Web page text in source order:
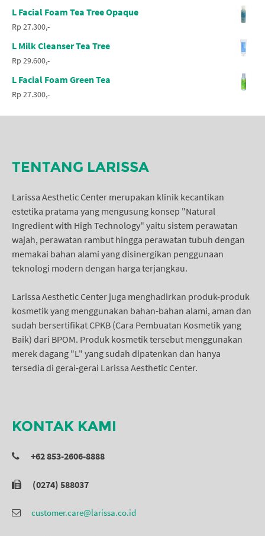
L Facial Foam Tea Tree Opaque
Rp 27.300,-
L Milk Cleanser Tea Tree
Rp 29.600,-
L Facial Foam Green Tea
Rp 27.300,-
TENTANG LARISSA
Larissa Aesthetic Center merupakan klinik kecantikan
estetika pratama yang mengusung konsep "Natural
Ingredient with High Technology" yaitu sistem perawatan
wajah, perawatan rambut hingga perawatan tubuh dengan
memakai bahan alami yang disinergikan penggunaan
teknologi modern dengan harga terjangkau.
Larissa Aesthetic Center juga menghadirkan produk-produk
kosmetik yang menggunakan bahan-bahan alami, aman dan
sudah bersertifikat CPKB (Cara Pembuatan Kosmetik yang
Baik) dari BPOM. Produk kosmetik tersebut menggunakan
merek dagang "L" yang sudah dipatenkan dan hanya
tersedia di gerai-gerai Larissa Aesthetic Center.
KONTAK KAMI
+62 853-2606-8888
(0274) 588037
customer.care@larissa.co.id